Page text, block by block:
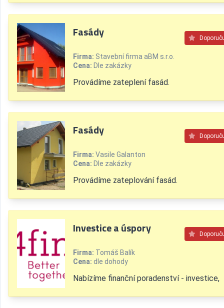
Fasády
Firma: Stavební firma aBM s.r.o.
Cena: Dle zakázky
Provádíme zateplení fasád.
Fasády
Firma: Vasile Galanton
Cena: Dle zakázky
Provádíme zateplování fasád.
Investice a úspory
Firma: Tomáš Balík
Cena: dle dohody
Nabízíme finanční poradenství - investice,